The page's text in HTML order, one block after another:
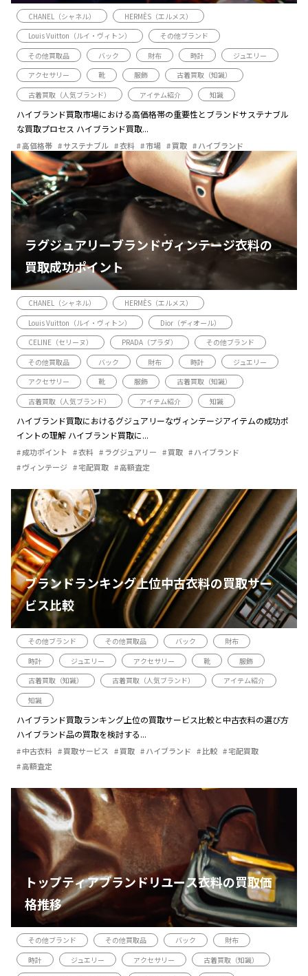
CHANEL（シャネル）
HERMÈS（エルメス）
Louis Vuitton（ルイ・ヴィトン）
その他ブランド
その他買取品
バック 財布 時計
ジュエリー
アクセサリー
靴 服飾
古着買取（知識）
古着買取（人気ブランド）
アイテム紹介 知識
ハイブランド買取市場における高価格帯の重要性とブランドサステナブル
な買取プロセス ハイブランド買取...
高価格帯 サステナブル 衣料 市場 買取 ハイブランド
ラグジュアリーブランドヴィンテージ衣料の
買取成功ポイント
CHANEL（シャネル）
HERMÈS（エルメス）
Louis Vuitton（ルイ・ヴィトン）
Dior（ディオール）
CELINE（セリーヌ）
PRADA（プラダ）
その他ブランド
その他買取品
バック 財布 時計
ジュエリー
アクセサリー
靴 服飾
古着買取（知識）
古着買取（人気ブランド）
アイテム紹介 知識
ハイブランド買取におけるグジュアリーなヴィンテージアイテムの成功ポ
イントの理解 ハイブランド買取に...
成功ポイント 衣料 ラグジュアリー 買取
ハイブランド
ヴィンテージ
宅配買取 高額査定
ブランドランキング上位中古衣料の買取サー
ビス比較
その他ブランド その他買取品 バック
財布
時計
ジュエリー アクセサリー 靴
服飾
古着買取（知識）
古着買取（人気ブランド）
アイテム紹介
知識
ハイブランド買取ランキング上位の買取サービス比較と中古衣料の選び方
ハイブランド品の買取を検討する...
中古衣料 買取サービス 買取 ハイブランド 比較
宅配買取
高額査定
トップティアブランドリユース衣料の買取価
格推移
その他ブランド その他買取品 バック
財布
時計
ジュエリー アクセサリー
古着買取（知識）